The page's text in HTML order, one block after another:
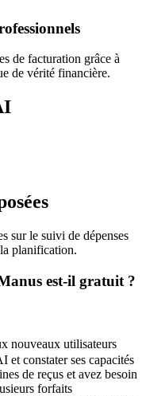
de facturation grâce à
de vérité financière.
sur le suivi de dépenses
planification.
est-il gratuit ?
nouveaux utilisateurs
et constater ses capacités
de reçus et avez besoin
forfaits